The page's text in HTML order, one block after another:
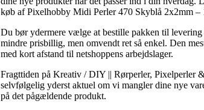
køb af Pixelhobby Midi Perler 470 Skyblå 2x2mm –
Du bør ydermere vælge at bestille pakken til
mindre prisbillig, men omvendt ret så enkel. Den
med kort afstand til netshoppens arbejdslager.
Fragttiden på Kreativ / DIY || Rørperler, Pixelperler
selvfølgelig yderst aktuel om vi mangler dine nye
på det pågældende produkt.